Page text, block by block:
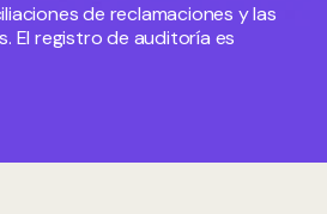
de reclamaciones y las
El registro de auditoría es